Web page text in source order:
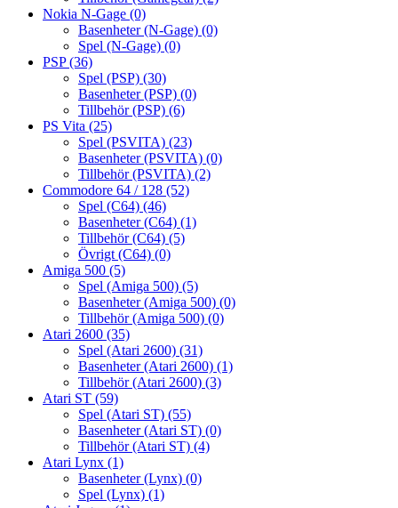
Nokia N-Gage (0)
Basenheter (N-Gage) (0)
Spel (N-Gage) (0)
PSP(36)
Spel (PSP) (30)
Basenheter (PSP) (0)
Tillbehör (PSP) (6)
PS Vita (25)
Spel (PSVITA) (23)
Basenheter (PSVITA) (0)
Tillbehör (PSVITA) (2)
Commodore 64 / 128 (52)
Spel (C64) (46)
Basenheter (C64) (1)
Tillbehör (C64) (5)
Övrigt (C64) (0)
Amiga 500 (5)
Spel (Amiga 500) (5)
Basenheter (Amiga 500) (0)
Tillbehör (Amiga 500) (0)
Atari 2600 (35)
Spel (Atari 2600) (31)
Basenheter (Atari 2600) (1)
Tillbehör (Atari 2600) (3)
Atari ST (59)
Spel (Atari ST) (55)
Basenheter (Atari ST) (0)
Tillbehör (Atari ST) (4)
Atari Lynx (1)
Basenheter (Lynx) (0)
Spel (Lynx) (1)